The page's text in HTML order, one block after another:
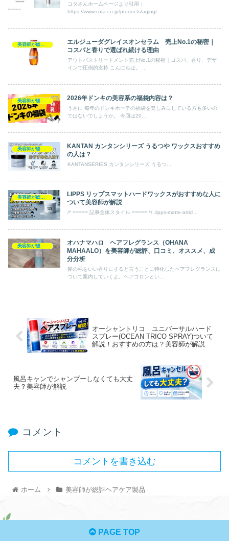
コタさんホームページより引用：
https://www.cota.co.jp/products/aging/
エルジューダグレイスオンセラム 売上No.1の秘密｜
コスパと香りで選ばれ続ける理由
アウトバストリートメント売上No.1の秘密｜コスパ、香り、デザ
インで圧倒的支持 こんにちは。 ...
2026年ドンキの美容系の福袋内容は？
うさに 毎年のドンキホーテの福袋を楽しみにしている方も多いの
ではないでしょうか。 今回は20...
KANTAN カンタンシリーズ うるつや ワックスおすすめ
の人は？
KANTANSERIES カンタンシリーズ うるつ...
LIPPS リップスマットハードワックスがおすすめな人に
ついて美容師が解説
/* ===== 記事全体スタイル ===== */ .lipps-matte-articl...
オハナマハロ ヘアフレグランス（OHANA
MAHAALO）を美容師が総評、口コミ、オススメ、成
分分析
髪の毛をいい香りにすると言うことに特化したヘアフレグランスに
ついて案内していくよ。ヘアコロンとい...
オーシャントリコ ユニバーサルハード
スプレー(OCEAN TRICO SPRAY)ついて
解説！おすすめの方は？美容師が解説
風呂キャンでシャンプーしなくても大丈
夫？美容師が解説
コメント
コメントを書き込む
ホーム 美容師が総評ヘアケア製品
PAGE TOP